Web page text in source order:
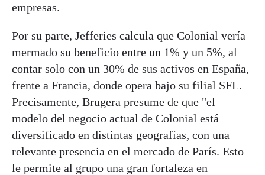
empresas.
Por su parte, Jefferies calcula que Colonial vería
mermado su beneficio entre un 1% y un 5%, al
contar solo con un 30% de sus activos en España,
frente a Francia, donde opera bajo su filial SFL.
Precisamente, Brugera presume de que "el
modelo del negocio actual de Colonial está
diversificado en distintas geografías, con una
relevante presencia en el mercado de París. Esto
le permite al grupo una gran fortaleza en